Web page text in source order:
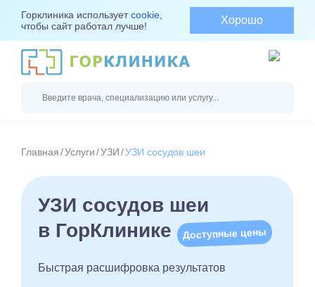
Горклиника используетcookie
чтобы сайт работал лучше!
Хорошо
Главная Услуги УЗИ УЗИ сосудов шеи
УЗИ сосудов шеи
в ГорКлинике
Доступные цены
Быстрая расшифровка результатов